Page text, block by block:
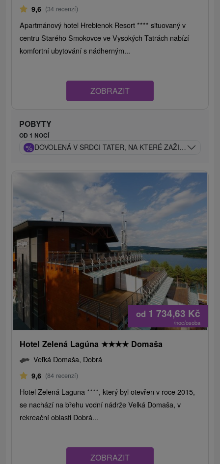
9,6 (34 recenzí)
Apartmánový hotel Hrebienok Resort **** situovaný v
centru Starého Smokovce ve Vysokých Tatrách nabízí
komfortní ubytování s nádherným...
ZOBRAZIT
POBYTY
OD 1 NOCÍ
% DOVOLENÁ V SRDCI TATER, NA KTERÉ ZAŽIJETE
od 1 734,63 Kč
/noc/osoba
Hotel Zelená Lagúna ★★★★ Domaša
Veľká Domaša, Dobrá
9,6 (84 recenzí)
Hotel Zelená Laguna ****, který byl otevřen v roce 2015,
se nachází na břehu vodní nádrže Velká Domaša, v
rekreační oblasti Dobrá...
ZOBRAZIT